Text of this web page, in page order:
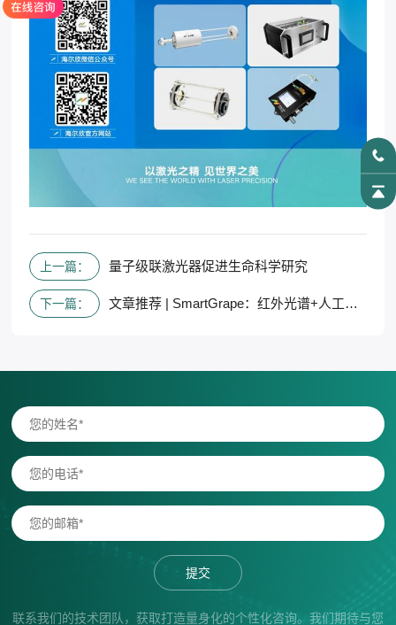
上一篇： 量子级联激光器促进生命科学研究
下一篇： 文章推荐 | SmartGrape：红外光谱+人工智能，监测酿酒用葡萄质量
提交
联系我们的技术团队，获取打造量身化的个性化咨询。我们期待与您